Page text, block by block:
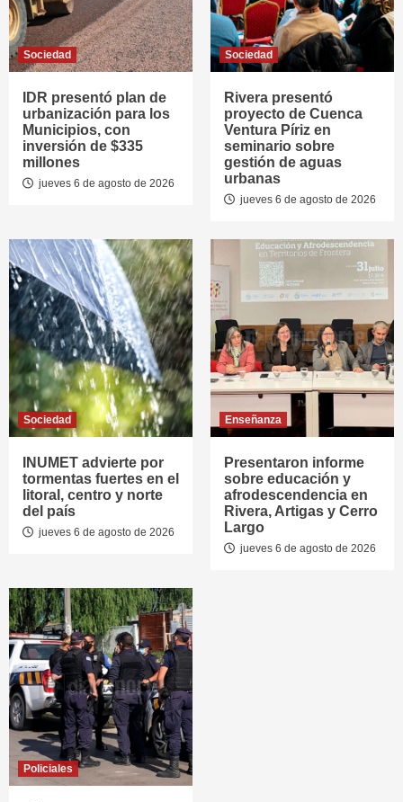
Sociedad
IDR presentó plan de
urbanización para los
Municipios, con
inversión de $335
millones
jueves 6 de agosto de 2026
Sociedad
Rivera presentó
proyecto de Cuenca
Ventura Píriz en
seminario sobre
gestión de aguas
urbanas
jueves 6 de agosto de 2026
Sociedad
INUMET advierte por
tormentas fuertes en el
litoral, centro y norte
del país
jueves 6 de agosto de 2026
Enseñanza
Presentaron informe
sobre educación y
afrodescendencia en
Rivera, Artigas y Cerro
Largo
jueves 6 de agosto de 2026
Policiales